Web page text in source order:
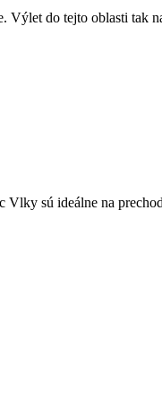
do tejto oblasti tak
sú ideálne na